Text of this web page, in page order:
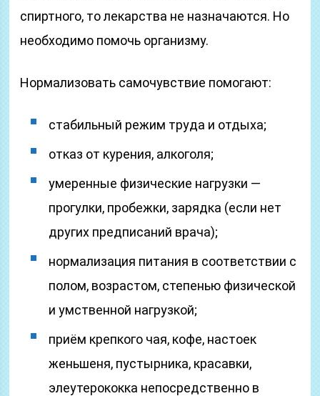
спиртного, то лекарства не назначаются. Но
необходимо помочь организму.
Нормализовать самочувствие помогают:
стабильный режим труда и отдыха;
отказ от курения, алкоголя;
умеренные физические нагрузки —
прогулки, пробежки, зарядка (если нет
других предписаний врача);
нормализация питания в соответствии с
полом, возрастом, степенью физической
и умственной нагрузкой;
приём крепкого чая, кофе, настоек
женьшеня, пустырника, красавки,
элеутерококка непосредственно в